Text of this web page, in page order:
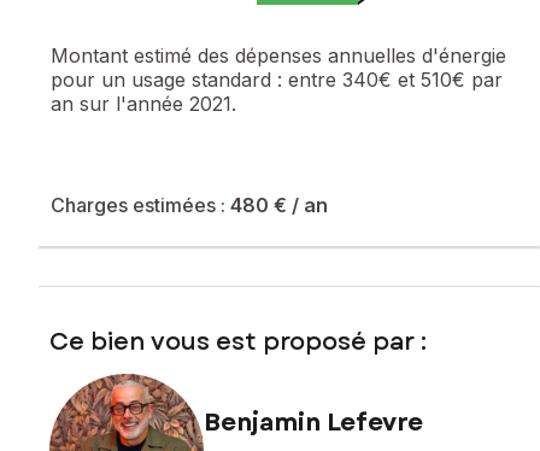
copropriétaires ne fait pas l'objet d'une procédure citée à
l'habitation).
Les informations sur les risques auxquels ce bien est
Prix de vente : 129 000 €
Honoraires charge vendeur
numéro 830 812 954
Montant estimé des dépenses annuelles d'énergie
pour un usage standard : entre 340€ et 510€ par
an sur l'année 2021.
Charges estimées : 480 € / an
Ce bien vous est proposé par :
Benjamin Lefevre